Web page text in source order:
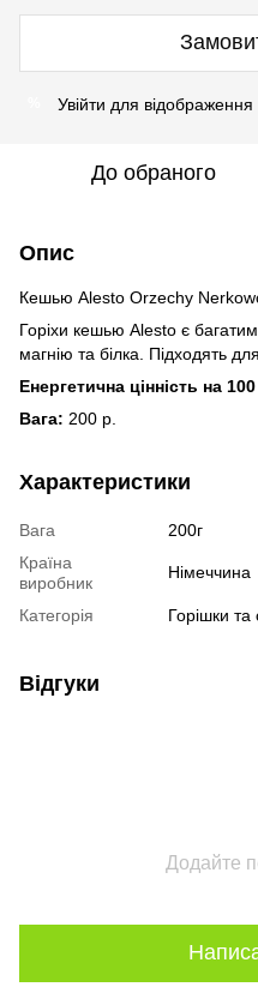
Увійти для відображення
До обраного
Опис
Кешью Alesto Orzechy
Горіхи кешью Alesto є
магнію та білка. Підходять для
Енергетична цінність на 100
Вага: 200 р.
Характеристики
Вага
200г
Країна
виробник
Німеччина
Категорія Горішки та
Відгуки
Додайте